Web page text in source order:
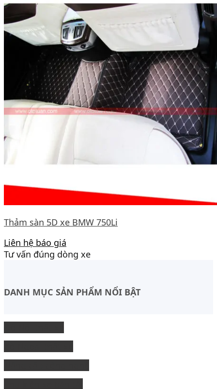
Thảm sàn 5D xe BMW 750Li
Liên hệ báo giá
Tư vấn đúng dòng xe
DANH MỤC SẢN PHẨM NỔI BẬT